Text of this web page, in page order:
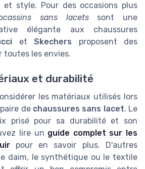
style. Pour des occasions plus
sans lacetssont une
élégante aux chaussures
etSkechers proposent des
toutes les envies.
et durabilité
les matériaux utilisés lors
de chaussures sans lacet. Le
prisé pour sa durabilité et son
lire un guide complet sur les
pour en savoir plus. D'autres
daim, le synthétique ou le textile